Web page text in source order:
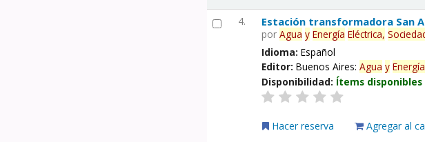
4. Estación transformadora San
porAgua y Energía Eléctrica,
Idioma:Español
Editor:Buenos Aires:Agua y Energía
Disponibilidad: Ítems
Hacer reserva Agregar al